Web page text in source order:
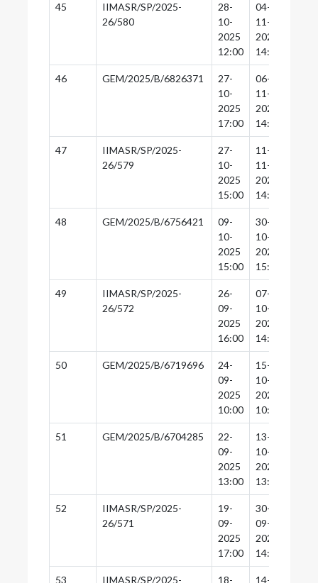
45
IIMASR/SP/2025-
26/580
28-
10-
2025
12:00
04-
11-
2025
14:30
46 GEM/2025/B/6826371
27-
10-
2025
17:00
06-
11-
2025
14:30
47
IIMASR/SP/2025-
26/579
27-
10-
2025
15:00
11-
11-
2025
14:30
48 GEM/2025/B/6756421
09-
10-
2025
15:00
30-
10-
2025
15:30
49
IIMASR/SP/2025-
26/572
26-
09-
2025
16:00
07-
10-
2025
14:30
50 GEM/2025/B/6719696
24-
09-
2025
10:00
15-
10-
2025
10:30
51 GEM/2025/B/6704285
22-
09-
2025
13:00
13-
10-
2025
13:30
52
IIMASR/SP/2025-
26/571
19-
09-
2025
17:00
30-
09-
2025
14:30
53
IIMASR/SP/2025-
18-
14-